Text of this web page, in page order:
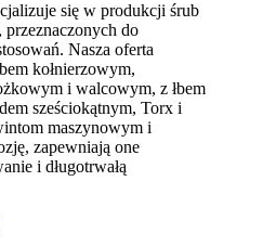
się w produkcji śrub
przeznaczonych do
Nasza oferta
kołnierzowym,
i walcowym, z łbem
sześciokątnym, Torx i
maszynowym i
zapewniają one
i długotrwałą